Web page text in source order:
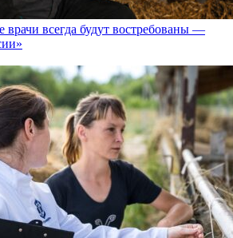
всегда будут востребованы —